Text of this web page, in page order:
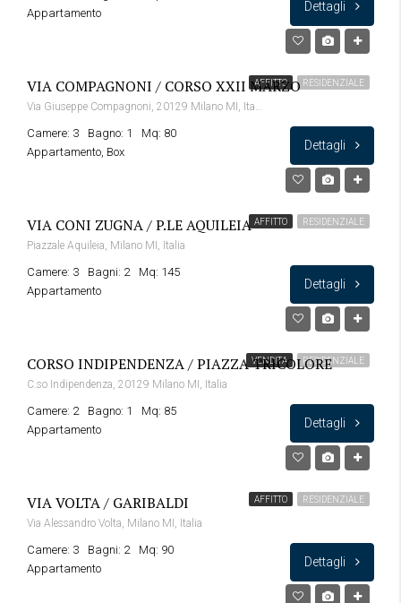
Appartamento
Dettagli
AFFITTO RESIDENZIALE
VIA COMPAGNONI / CORSO XXII MARZO
Camere: 3 Bagno: 1
Mq: 80
Appartamento, Box
Dettagli
AFFITTO RESIDENZIALE
VIA CONI ZUGNA / P.LE AQUILEIA
Piazzale Aquileia, Milano MI, Italia
Camere: 3 Bagni: 2
Mq: 145
Appartamento
Dettagli
VENDITA RESIDENZIALE
CORSO INDIPENDENZA / PIAZZA TRICOLORE
C.so Indipendenza, 20129 Milano MI, Italia
Camere: 2 Bagno: 1
Mq: 85
Appartamento
Dettagli
AFFITTO RESIDENZIALE
VIA VOLTA / GARIBALDI
Via Alessandro Volta, Milano MI, Italia
Camere: 3 Bagni: 2
Mq: 90
Appartamento
Dettagli